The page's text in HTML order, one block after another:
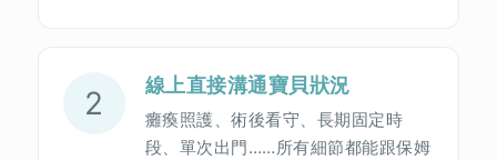
2 線上直接溝通寶貝狀況
癱瘓照護、術後看守、長期固定時
段、單次出門……所有細節都能跟保姆